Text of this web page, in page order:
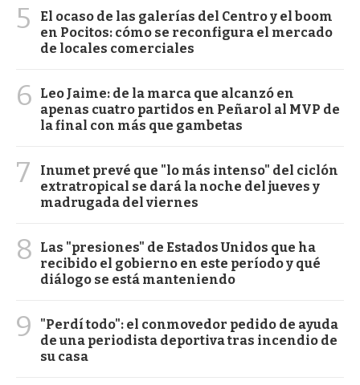
5
El ocaso de las galerías del Centro y el boom
en Pocitos: cómo se reconfigura el mercado
de locales comerciales
6
Leo Jaime: de la marca que alcanzó en
apenas cuatro partidos en Peñarol al MVP de
la final con más que gambetas
7
Inumet prevé que "lo más intenso" del ciclón
extratropical se dará la noche del jueves y
madrugada del viernes
8
Las "presiones" de Estados Unidos que ha
recibido el gobierno en este período y qué
diálogo se está manteniendo
9
"Perdí todo": el conmovedor pedido de ayuda
de una periodista deportiva tras incendio de
su casa